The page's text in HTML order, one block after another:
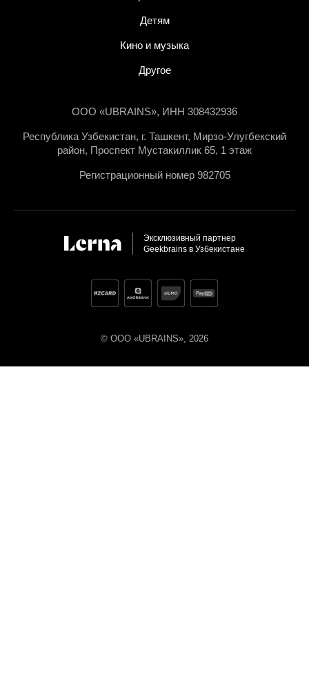
Детям
Кино и музыка
Другое
ООО «UBRAINS», ИНН 308432936
Республика Узбекистан, г. Ташкент, Мирзо-Улугбекский
район, Проспект Мустакиллик 65, 1 этаж
Регистрационный номер 982705
Эксклюзивный партнер
Geekbrains в Узбекистане
© ООО «UBRAINS», 2026